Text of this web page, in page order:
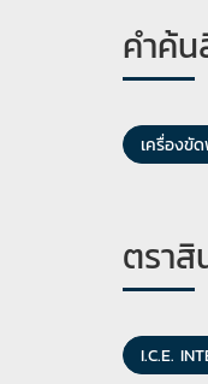
คำค้
เครื่องขั
ตราสิ
I.C.E.